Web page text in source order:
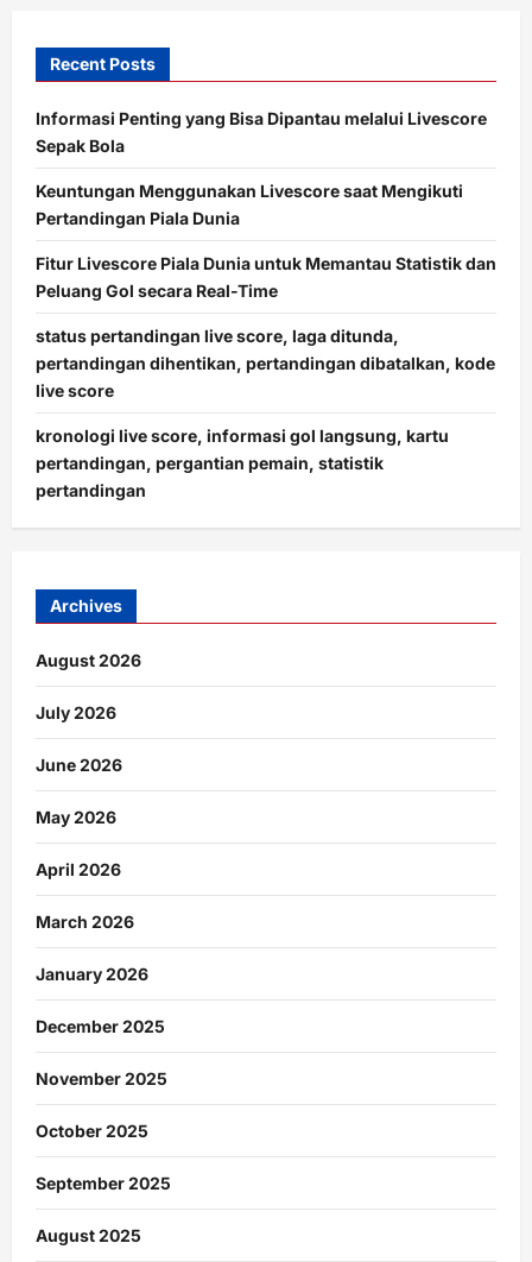
Recent Posts
Informasi Penting yang Bisa Dipantau melalui Livescore
Sepak Bola
Keuntungan Menggunakan Livescore saat Mengikuti
Pertandingan Piala Dunia
Fitur Livescore Piala Dunia untuk Memantau Statistik dan
Peluang Gol secara Real-Time
status pertandingan live score, laga ditunda,
pertandingan dihentikan, pertandingan dibatalkan, kode
live score
kronologi live score, informasi gol langsung, kartu
pertandingan, pergantian pemain, statistik
pertandingan
Archives
August 2026
July 2026
June 2026
May 2026
April 2026
March 2026
January 2026
December 2025
November 2025
October 2025
September 2025
August 2025